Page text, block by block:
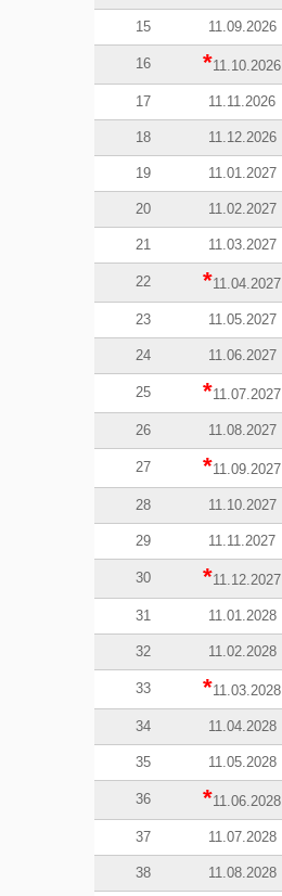
15 11.09.2026
16 *11.10.2026
17 11.11.2026
18 11.12.2026
19 11.01.2027
20 11.02.2027
21 11.03.2027
22 *11.04.2027
23 11.05.2027
24 11.06.2027
25 *11.07.2027
26 11.08.2027
27 *11.09.2027
28 11.10.2027
29 11.11.2027
30 *11.12.2027
31 11.01.2028
32 11.02.2028
33 *11.03.2028
34 11.04.2028
35 11.05.2028
36 *11.06.2028
37 11.07.2028
38 11.08.2028